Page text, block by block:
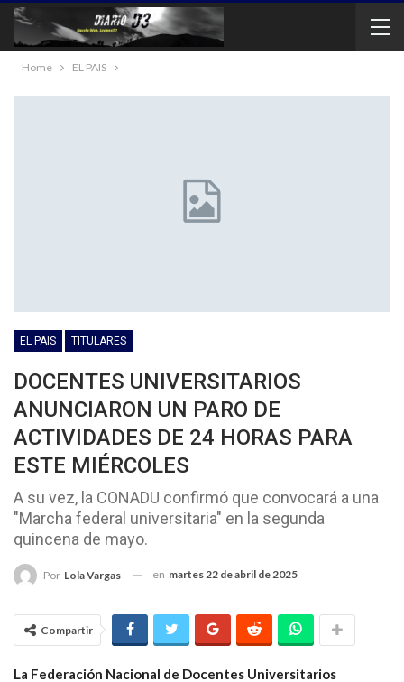
Home EL PAIS
EL PAIS TITULARES
DOCENTES UNIVERSITARIOS
ANUNCIARON UN PARO DE
ACTIVIDADES DE 24 HORAS PARA
ESTE MIÉRCOLES
A su vez, la CONADU confirmó que convocará a una
"Marcha federal universitaria" en la segunda
quincena de mayo.
Por Lola Vargas en martes 22 de abril de 2025
Compartir
La Federación Nacional de Docentes Universitarios